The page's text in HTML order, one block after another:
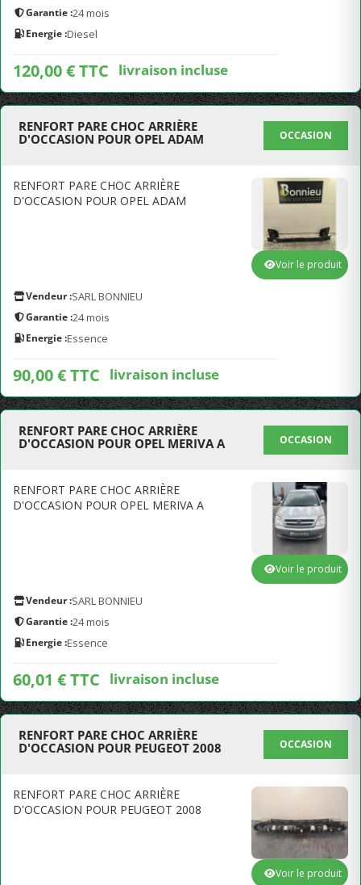
Garantie :24 mois
Energie :Diesel
120,00 € TTC livraison incluse
RENFORT PARE CHOC ARRIÈRE
D'OCCASION POUR OPEL ADAM
OCCASION
RENFORT PARE CHOC ARRIÈRE
D'OCCASION POUR OPEL ADAM
Vendeur :SARL BONNIEU
Garantie :24 mois
Energie :Essence
90,00 € TTC livraison incluse
Voir le produit
RENFORT PARE CHOC ARRIÈRE
D'OCCASION POUR OPEL MERIVA A
OCCASION
RENFORT PARE CHOC ARRIÈRE
D'OCCASION POUR OPEL MERIVA A
Vendeur :SARL BONNIEU
Garantie :24 mois
Energie :Essence
60,01 € TTC livraison incluse
Voir le produit
RENFORT PARE CHOC ARRIÈRE
D'OCCASION POUR PEUGEOT 2008
OCCASION
RENFORT PARE CHOC ARRIÈRE
D'OCCASION POUR PEUGEOT 2008
Voir le produit